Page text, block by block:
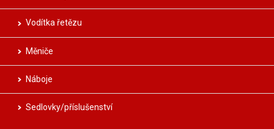
Vodítka řetězu
Měniče
Náboje
Sedlovky/příslušenství